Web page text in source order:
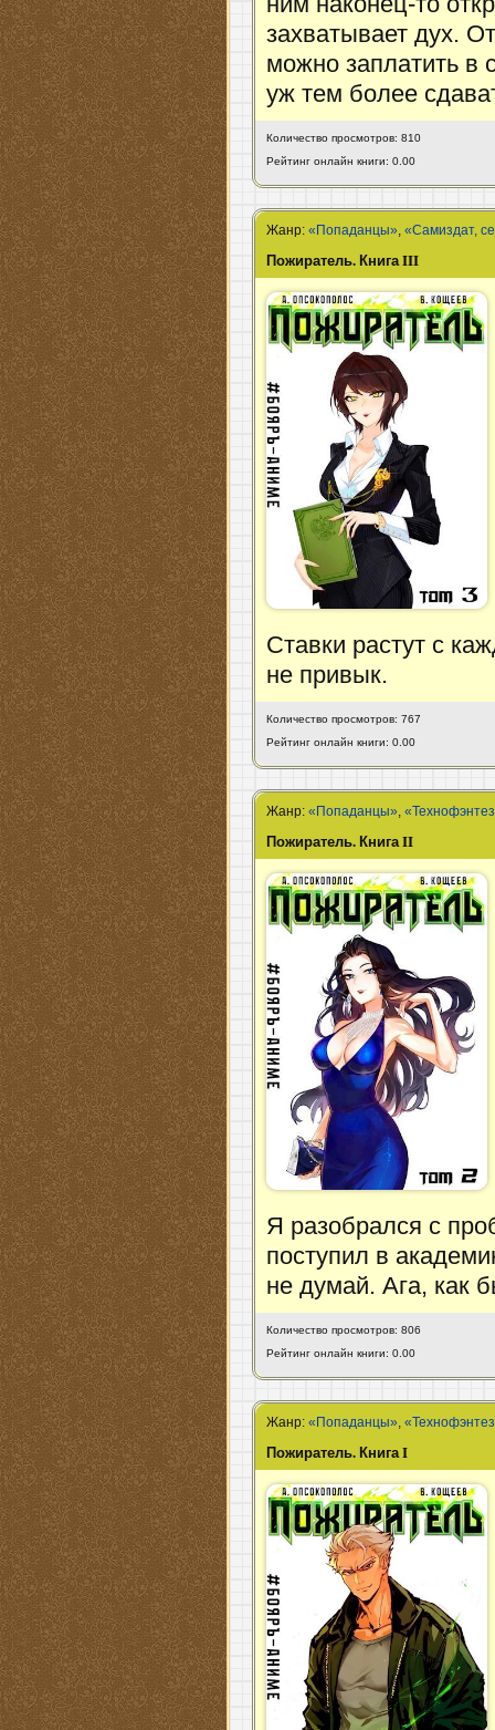
захватывает дух.
можно заплатить в
уж тем более
Количество просмотров: 810
Рейтинг онлайн книги: 0.00
Жанр:«Попаданцы»,«Самиздат,
Пожиратель. Книга III
Ставки растут с
не привык.
Количество просмотров: 767
Рейтинг онлайн книги: 0.00
Жанр:«Попаданцы»,
Пожиратель. Книга II
Я разобрался с
поступил в
не думай. Ага, как
Количество просмотров: 806
Рейтинг онлайн книги: 0.00
Жанр:«Попаданцы»,
Пожиратель. Книга I